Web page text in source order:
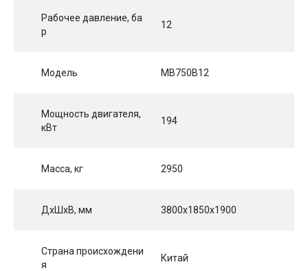
Рабочее давление, ба
р
12
Модель MB750B12
Мощность двигателя,
кВт
194
Масса, кг 2950
ДхШхВ, мм 3800х1850х1900
Страна происхождени
я
Китай